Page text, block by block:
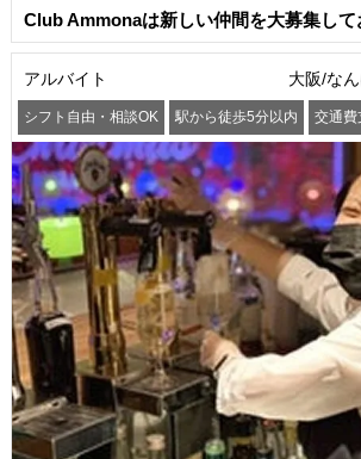
Club Ammonaは新しい仲間を大募集して
アルバイト 大阪/な
シフト自由・相談OK 駅から徒歩5分以内 交通費